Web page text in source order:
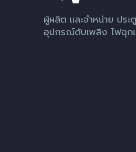
ผู้ผลิต และจำหน่าย ปร
อุปกรณ์ดับเพลิง ไฟฉุก